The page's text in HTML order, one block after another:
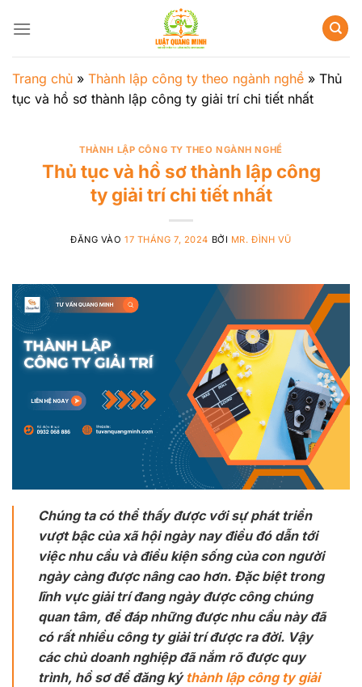
qua
dung
Trang chủ » Thành lập công ty theo ngành nghề » Thủ
tục và hồ sơ thành lập công ty giải trí chi tiết nhất
THÀNH LẬP CÔNG TY THEO NGÀNH NGHỀ
Thủ tục và hồ sơ thành lập công
ty giải trí chi tiết nhất
ĐĂNG VÀO17 THÁNG 7, 2024 BỞI MR. ĐÌNH VŨ
Chúng ta có thể thấy được với sự phát triển
vượt bậc của xã hội ngày nay điều đó dẫn tới
việc nhu cầu và điều kiện sống của con người
ngày càng được nâng cao hơn. Đặc biệt trong
lĩnh vực giải trí đang ngày được công chúng
quan tâm, để đáp những được nhu cầu này đã
có rất nhiều công ty giải trí được ra đời. Vậy
các chủ doanh nghiệp đã nắm rõ được quy
trình, hồ sơ để đăng ký thành lập công ty giải